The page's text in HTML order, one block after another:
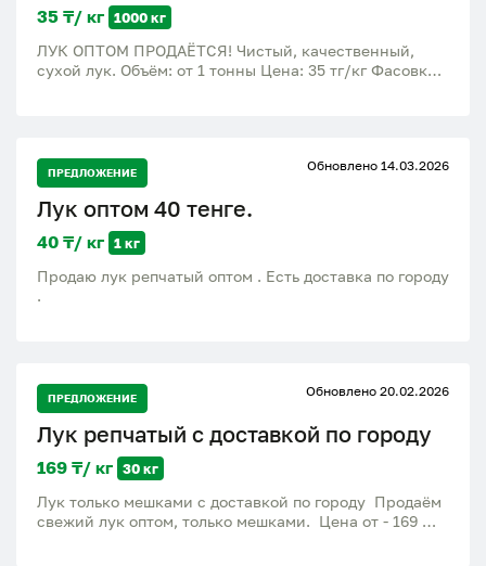
35 ₸/ кг 1000 кг
ЛУК ОПТОМ ПРОДАЁТСЯ! Чистый, качественный,
сухой лук. Объём: от 1 тонны Цена: 35 тг/кг Фасовка:
Жетісу облысы, Талдықорған
ПРЕДЛОЖЕНИЕ Обновлено 14.03.2026
Лук оптом 40 тенге.
40 ₸/ кг 1 кг
Продаю лук репчатый оптом . Есть доставка по городу
.
ПРЕДЛОЖЕНИЕ Обновлено 20.02.2026
Лук репчатый с доставкой по городу
169 ₸/ кг 30 кг
Лук только мешками с доставкой по городу Продаём
свежий лук оптом, только мешками. Цена от - 169